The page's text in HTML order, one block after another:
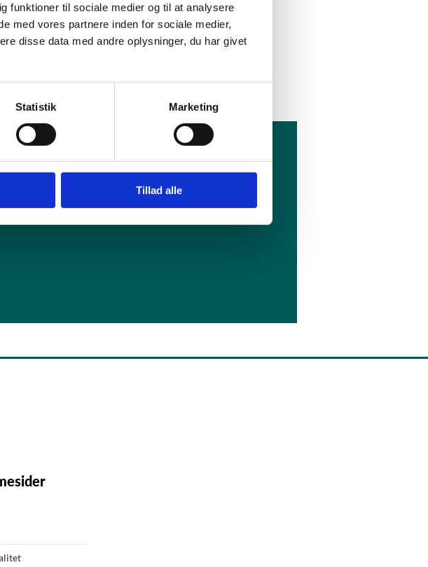
funktioner til sociale medier og til at analysere
med vores partnere inden for sociale medier,
disse data med andre oplysninger, du har givet
Statistik Marketing
Tillad alle
eksempelvis gennem review
fra et eksternt firma.